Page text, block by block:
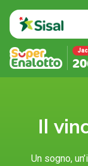
Il
Un sogno,